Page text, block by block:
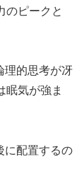
のピークと
理的思考が冴
眠気が強ま
に配置するの